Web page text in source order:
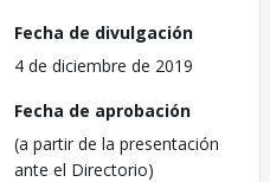
Fecha de divulgación
4 de diciembre de 2019
Fecha de aprobación
(a partir de la presentación
ante el Directorio)